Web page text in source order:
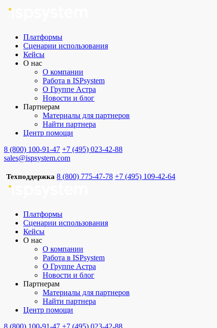
Платформы
Сценарии использования
Кейсы
О нас
О компании
Работа в ISPsystem
О Группе Астра
Новости и блог
Партнерам
Материалы для партнеров
Найти партнера
Центр помощи
8 (800) 100-91-47 +7 (495) 023-42-88
sales@ispsystem.com
Техподдержка 8 (800) 775-47-78 +7 (495) 109-42-64
Платформы
Сценарии использования
Кейсы
О нас
О компании
Работа в ISPsystem
О Группе Астра
Новости и блог
Партнерам
Материалы для партнеров
Найти партнера
Центр помощи
8 (800) 100-91-47 +7 (495) 023-42-88